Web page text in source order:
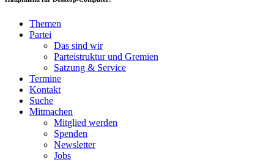
Themen
Partei
Das sind wir
Parteistruktur und Gremien
Satzung & Service
Termine
Kontakt
Suche
Mitmachen
Mitglied werden
Spenden
Newsletter
Jobs